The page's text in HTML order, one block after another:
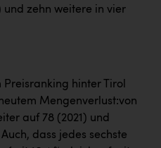
und zehn weitere in vier
hinter Tirol
Mengenverlust:von
auf 78 (2021) und
dass jedes sechste